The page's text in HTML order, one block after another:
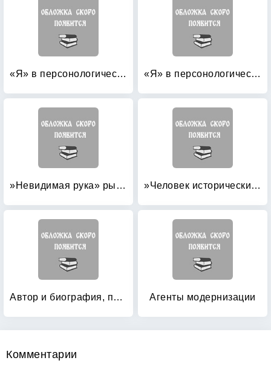
«Я» в персонологической перспективе «Я» в персонологической перспективе
»Невидимая рука» рынка »Человек исторический» в системе гуманитарного знания
Автор и биография, письмо и чтение: Сборник докладов Агенты модернизации
Комментарии